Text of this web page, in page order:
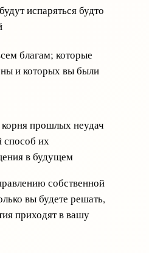
испаряться будто
собственной
вы будете решать,
приходят в вашу
прошлых неудач
их
в будущем
благам; которые
и которых вы были